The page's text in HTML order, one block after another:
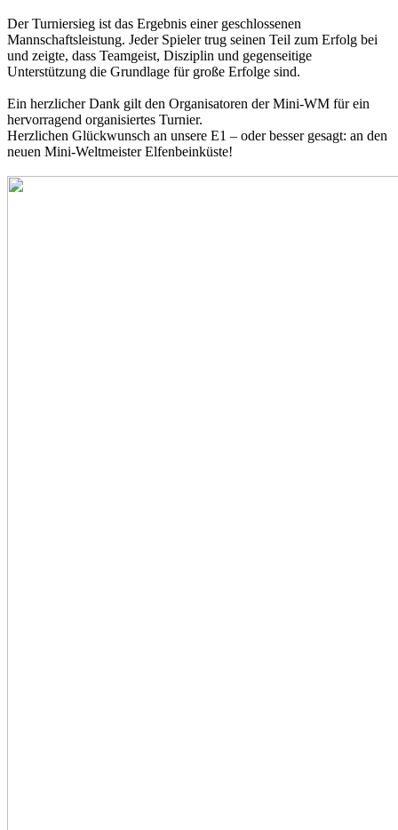
Der Turniersieg ist das Ergebnis einer geschlossenen
Mannschaftsleistung. Jeder Spieler trug seinen Teil zum Erfolg bei
und zeigte, dass Teamgeist, Disziplin und gegenseitige
Unterstützung die Grundlage für große Erfolge sind.
Ein herzlicher Dank gilt den Organisatoren der Mini-WM für ein
hervorragend organisiertes Turnier.
Herzlichen Glückwunsch an unsere E1 – oder besser gesagt: an den
neuen Mini-Weltmeister Elfenbeinküste!